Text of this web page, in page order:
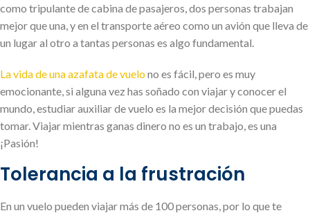
como tripulante de cabina de pasajeros, dos personas trabajan
mejor que una, y en el transporte aéreo como un avión que lleva de
un lugar al otro a tantas personas es algo fundamental.
La vida de una azafata de vuelono es fácil, pero es muy
emocionante, si alguna vez has soñado con viajar y conocer el
mundo, estudiar auxiliar de vuelo es la mejor decisión que puedas
tomar. Viajar mientras ganas dinero no es un trabajo, es una
¡Pasión!
Tolerancia a la frustración
En un vuelo pueden viajar más de 100 personas, por lo que te